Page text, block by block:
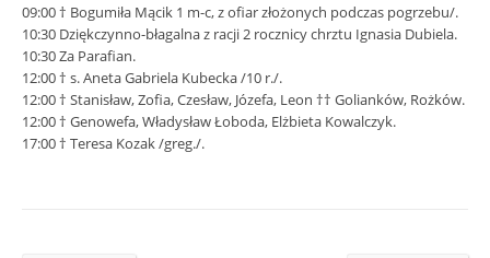
09:00 † Bogumiła Mącik 1 m-c, z ofiar złożonych podczas pogrzebu/.
10:30 Dziękczynno-błagalna z racji 2 rocznicy chrztu Ignasia Dubiela.
10:30 Za Parafian.
12:00 † s. Aneta Gabriela Kubecka /10 r./.
12:00 † Stanisław, Zofia, Czesław, Józefa, Leon †† Golianków, Rożków.
12:00 † Genowefa, Władysław Łoboda, Elżbieta Kowalczyk.
17:00 † Teresa Kozak /greg./.